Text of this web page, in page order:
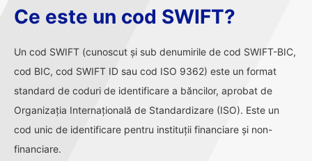
Ce este un cod SWIFT?
Un cod SWIFT (cunoscut și sub denumirile de cod SWIFT-BIC,
cod BIC, cod SWIFT ID sau cod ISO 9362) este un format
standard de coduri de identificare a băncilor, aprobat de
Organizația Internațională de Standardizare (ISO). Este un
cod unic de identificare pentru instituții financiare și non-
financiare.